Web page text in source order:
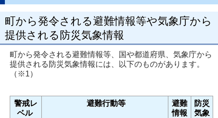
町から発令される避難情報等や気象庁から
提供される防災気象情報
町から発令される避難情報等、国や都道府県、気象庁から
提供される防災気象情報には、以下のものがあります。
（※1）
警戒レ
ベル
避難行動等
避難
情報
防災
気象